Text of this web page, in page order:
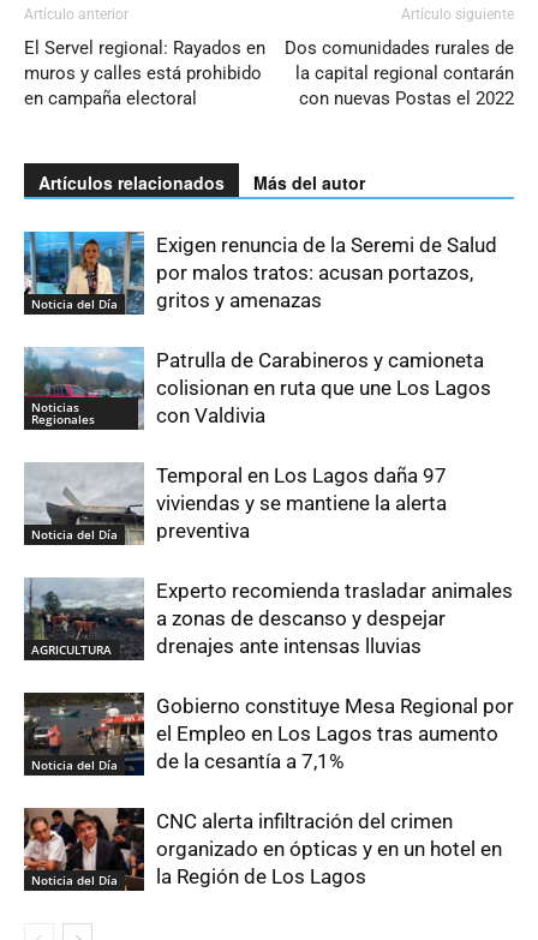
Artículo anterior
El Servel regional: Rayados en
muros y calles está prohibido
en campaña electoral
Artículo siguiente
Dos comunidades rurales de
la capital regional contarán
con nuevas Postas el 2022
Artículos relacionados Más del autor
Noticia del Día
Exigen renuncia de la Seremi de Salud
por malos tratos: acusan portazos,
gritos y amenazas
Noticias
Regionales
Patrulla de Carabineros y camioneta
colisionan en ruta que une Los Lagos
con Valdivia
Noticia del Día
Temporal en Los Lagos daña 97
viviendas y se mantiene la alerta
preventiva
AGRICULTURA
Experto recomienda trasladar animales
a zonas de descanso y despejar
drenajes ante intensas lluvias
Noticia del Día
Gobierno constituye Mesa Regional por
el Empleo en Los Lagos tras aumento
de la cesantía a 7,1%
Noticia del Día
CNC alerta infiltración del crimen
organizado en ópticas y en un hotel en
la Región de Los Lagos